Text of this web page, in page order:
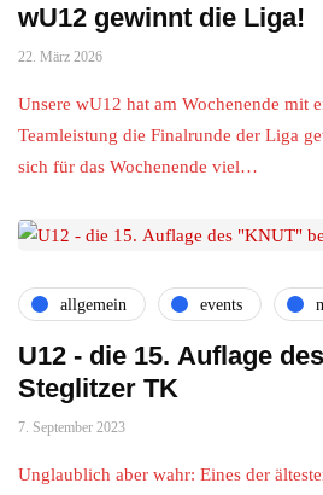
wU12 gewinnt die Liga!
22. März 2026
Unsere wU12 hat am Wochenende mit
Teamleistung die Finalrunde der Liga
sich für das Wochenende viel…
allgemein events
U12 - die 15. Auflage
Steglitzer TK
7. September 2023
Unglaublich aber wahr: Eines der